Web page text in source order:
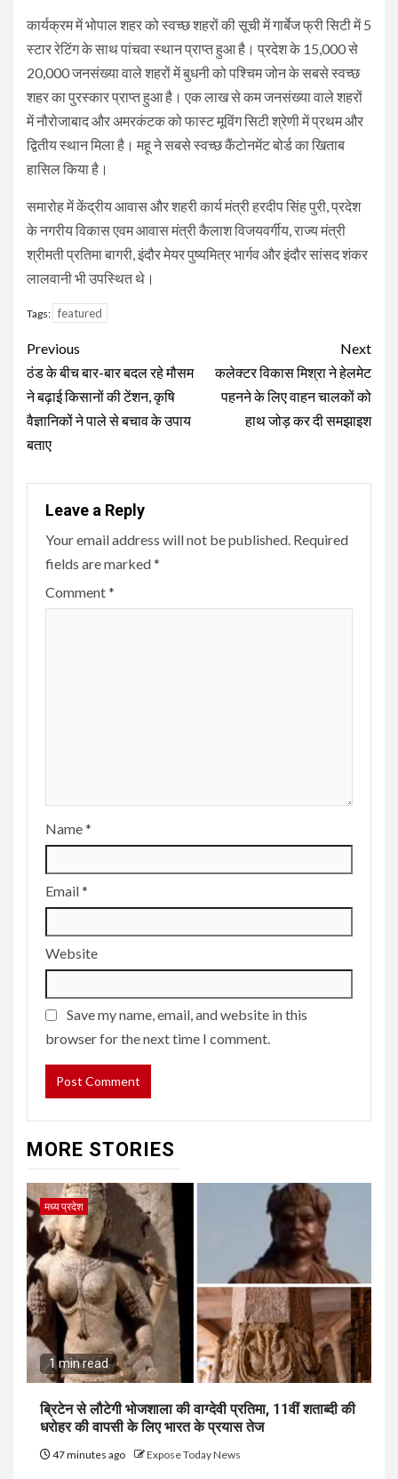
कार्यक्रम में भोपाल शहर को स्वच्छ शहरों की सूची में गार्बेज फ्री सिटी में 5
स्टार रेटिंग के साथ पांचवा स्थान प्राप्त हुआ है। प्रदेश के 15,000 से
20,000 जनसंख्या वाले शहरों में बुधनी को पश्चिम जोन के सबसे स्वच्छ
शहर का पुरस्कार प्राप्त हुआ है। एक लाख से कम जनसंख्या वाले शहरों
में नौरोजाबाद और अमरकंटक को फास्ट मूविंग सिटी श्रेणी में प्रथम और
द्वितीय स्थान मिला है। महू ने सबसे स्वच्छ कैंटोनमेंट बोर्ड का खिताब
हासिल किया है।
समारोह में केंद्रीय आवास और शहरी कार्य मंत्री हरदीप सिंह पुरी, प्रदेश
के नगरीय विकास एवम आवास मंत्री कैलाश विजयवर्गीय, राज्य मंत्री
श्रीमती प्रतिमा बागरी, इंदौर मेयर पुष्यमित्र भार्गव और इंदौर सांसद शंकर
लालवानी भी उपस्थित थे।
Tags: featured
Continue
Reading
Previous
ठंड के बीच बार-बार बदल रहे मौसम
ने बढ़ाई किसानों की टेंशन, कृषि
वैज्ञानिकों ने पाले से बचाव के उपाय
बताए
Next
कलेक्टर विकास मिश्रा ने हेलमेट
पहनने के लिए वाहन चालकों को
हाथ जोड़ कर दी समझाइश
Leave a Reply
Your email address will not be published. Required
fields are marked*
Comment*
Name*
Email*
Website
Save my name, email, and website in this
browser for the next time I comment.
MORE STORIES
मध्य प्रदेश
1 min read
ब्रिटेन से लौटेगी भोजशाला की वाग्देवी प्रतिमा, 11वीं शताब्दी की
धरोहर की वापसी के लिए भारत के प्रयास तेज
47 minutes ago Expose Today News